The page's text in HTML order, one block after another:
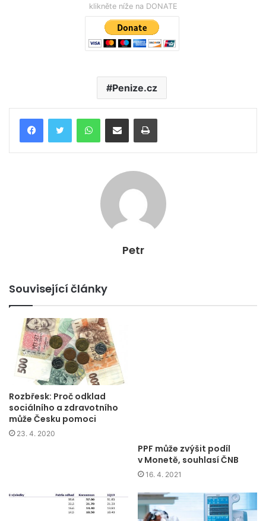
klikněte níže na DONATE
Penize.cz
Poslat emailem
Petr
Související články
Rozbřesk: Proč odklad
sociálního a zdravotního
může Česku pomoci
23. 4. 2020
PPF může zvýšit podíl
v Monetě, souhlasí ČNB
16. 4. 2021